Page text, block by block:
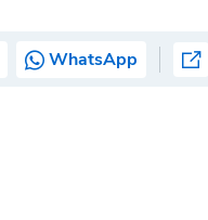
WhatsApp